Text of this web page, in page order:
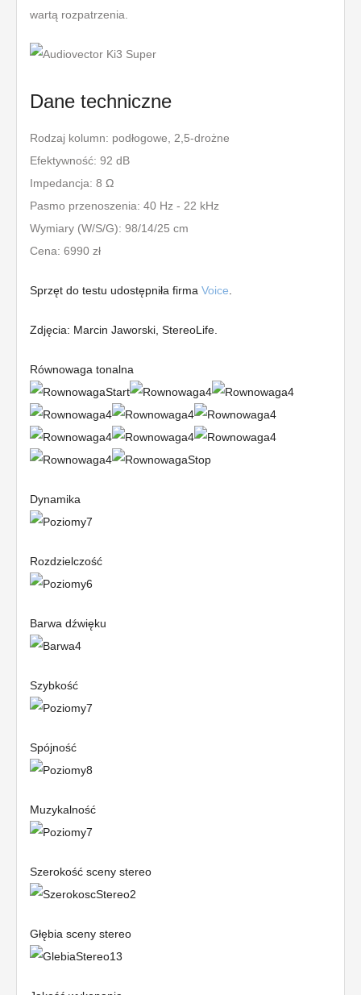
wartą rozpatrzenia.
Dane techniczne
Rodzaj kolumn: podłogowe, 2,5-drożne
Efektywność: 92 dB
Impedancja: 8 Ω
Pasmo przenoszenia: 40 Hz - 22 kHz
Wymiary (W/S/G): 98/14/25 cm
Cena: 6990 zł
Sprzęt do testu udostępniła firma Voice
Zdjęcia: Marcin Jaworski, StereoLife.
Równowaga tonalna
Dynamika
Rozdzielczość
Barwa dźwięku
Szybkość
Spójność
Muzykalność
Szerokość sceny stereo
Głębia sceny stereo